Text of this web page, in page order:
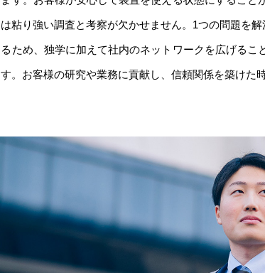
粘り強い調査と考察が欠かせません。1つの問題を
ため、独学に加えて社内のネットワークを広げる
。お客様の研究や業務に貢献し、信頼関係を築けた